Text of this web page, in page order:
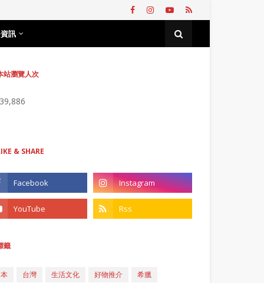
訊
站瀏覽人次
& SHARE
籤
台灣 生活文化 好物推介
希臘